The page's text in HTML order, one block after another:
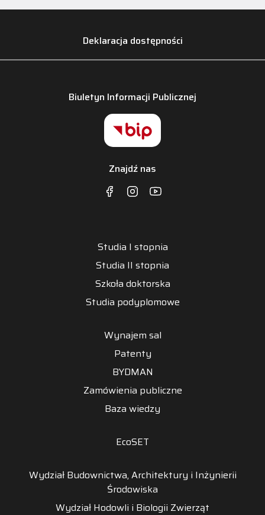
Deklaracja dostępności
Biuletyn Informacji Publicznej
Znajdź nas
Studia I stopnia
Studia II stopnia
Szkoła doktorska
Studia podyplomowe
Wynajem sal
Patenty
BYDMAN
Zamówienia publiczne
Baza wiedzy
EcoSET
Wydział Budownictwa, Architektury i Inżynierii
Środowiska
Wydział Hodowli i Biologii Zwierząt